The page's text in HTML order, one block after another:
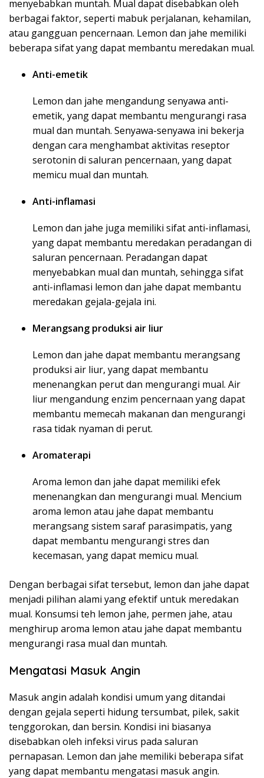
menyebabkan muntah. Mual dapat disebabkan oleh
berbagai faktor, seperti mabuk perjalanan, kehamilan,
atau gangguan pencernaan. Lemon dan jahe memiliki
beberapa sifat yang dapat membantu meredakan mual.
Anti-emetik
Lemon dan jahe mengandung senyawa anti-
emetik, yang dapat membantu mengurangi rasa
mual dan muntah. Senyawa-senyawa ini bekerja
dengan cara menghambat aktivitas reseptor
serotonin di saluran pencernaan, yang dapat
memicu mual dan muntah.
Anti-inflamasi
Lemon dan jahe juga memiliki sifat anti-inflamasi,
yang dapat membantu meredakan peradangan di
saluran pencernaan. Peradangan dapat
menyebabkan mual dan muntah, sehingga sifat
anti-inflamasi lemon dan jahe dapat membantu
meredakan gejala-gejala ini.
Merangsang produksi air liur
Lemon dan jahe dapat membantu merangsang
produksi air liur, yang dapat membantu
menenangkan perut dan mengurangi mual. Air
liur mengandung enzim pencernaan yang dapat
membantu memecah makanan dan mengurangi
rasa tidak nyaman di perut.
Aromaterapi
Aroma lemon dan jahe dapat memiliki efek
menenangkan dan mengurangi mual. Mencium
aroma lemon atau jahe dapat membantu
merangsang sistem saraf parasimpatis, yang
dapat membantu mengurangi stres dan
kecemasan, yang dapat memicu mual.
Dengan berbagai sifat tersebut, lemon dan jahe dapat
menjadi pilihan alami yang efektif untuk meredakan
mual. Konsumsi teh lemon jahe, permen jahe, atau
menghirup aroma lemon atau jahe dapat membantu
mengurangi rasa mual dan muntah.
Mengatasi Masuk Angin
Masuk angin adalah kondisi umum yang ditandai
dengan gejala seperti hidung tersumbat, pilek, sakit
tenggorokan, dan bersin. Kondisi ini biasanya
disebabkan oleh infeksi virus pada saluran
pernapasan. Lemon dan jahe memiliki beberapa sifat
yang dapat membantu mengatasi masuk angin.